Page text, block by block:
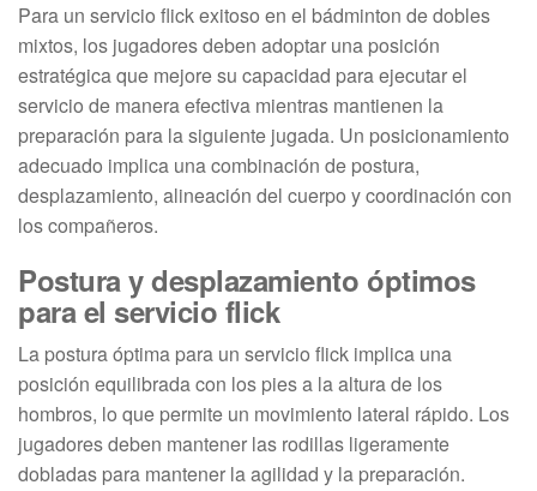
Para un servicio flick exitoso en el bádminton de dobles
mixtos, los jugadores deben adoptar una posición
estratégica que mejore su capacidad para ejecutar el
servicio de manera efectiva mientras mantienen la
preparación para la siguiente jugada. Un posicionamiento
adecuado implica una combinación de postura,
desplazamiento, alineación del cuerpo y coordinación con
los compañeros.
Postura y desplazamiento óptimos
para el servicio flick
La postura óptima para un servicio flick implica una
posición equilibrada con los pies a la altura de los
hombros, lo que permite un movimiento lateral rápido. Los
jugadores deben mantener las rodillas ligeramente
dobladas para mantener la agilidad y la preparación.